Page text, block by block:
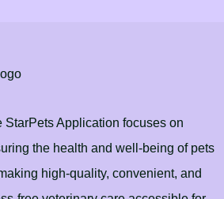
StarPets Application focuses on
the health and well-being of pets
high-quality, convenient, and